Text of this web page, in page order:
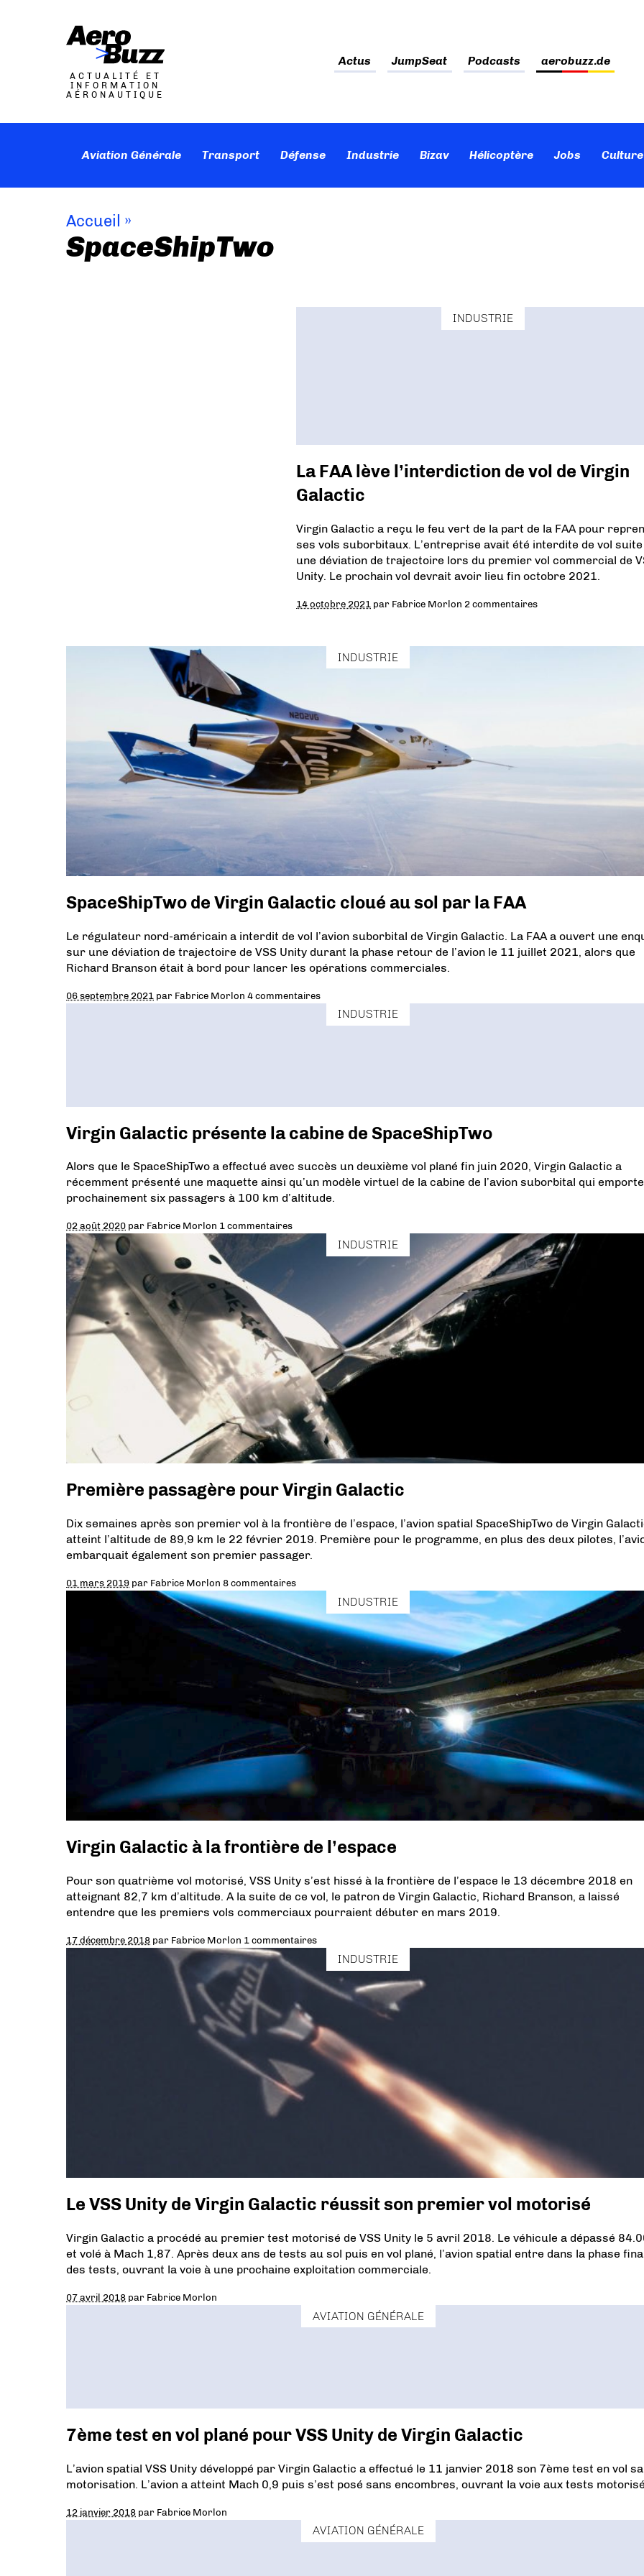
ACTUALITÉ ET
INFORMATION
AÉRONAUTIQUE
Actus JumpSeat Podcasts aerobuzz.de
Aviation Générale Transport Défense Industrie Bizav Hélicoptère Jobs
Accueil »
SpaceShipTwo
INDUSTRIE
La FAA lève l’interdiction de vol de Virgin
Galactic
Virgin Galactic a reçu le feu vert de la part de la FAA pour
ses vols suborbitaux. L’entreprise avait été interdite de vol
une déviation de trajectoire lors du premier vol commercial de
Unity. Le prochain vol devrait avoir lieu fin octobre 2021.
14 octobre 2021 par Fabrice Morlon 2 commentaires
INDUSTRIE
SpaceShipTwo de Virgin Galactic cloué au sol par la FAA
Le régulateur nord-américain a interdit de vol l’avion suborbital de Virgin Galactic. La FAA a ouvert une
sur une déviation de trajectoire de VSS Unity durant la phase retour de l’avion le 11 juillet 2021, alors que
Richard Branson était à bord pour lancer les opérations commerciales.
06 septembre 2021 par Fabrice Morlon 4 commentaires
INDUSTRIE
Virgin Galactic présente la cabine de SpaceShipTwo
Alors que le SpaceShipTwo a effectué avec succès un deuxième vol plané fin juin 2020, Virgin Galactic a
récemment présenté une maquette ainsi qu’un modèle virtuel de la cabine de l’avion suborbital qui
prochainement six passagers à 100 km d’altitude.
02 août 2020 par Fabrice Morlon 1 commentaires
INDUSTRIE
Première passagère pour Virgin Galactic
Dix semaines après son premier vol à la frontière de l’espace, l’avion spatial SpaceShipTwo de Virgin
atteint l’altitude de 89,9 km le 22 février 2019. Première pour le programme, en plus des deux pilotes,
embarquait également son premier passager.
01 mars 2019 par Fabrice Morlon 8 commentaires
INDUSTRIE
Virgin Galactic à la frontière de l’espace
Pour son quatrième vol motorisé, VSS Unity s’est hissé à la frontière de l’espace le 13 décembre 2018 en
atteignant 82,7 km d’altitude. A la suite de ce vol, le patron de Virgin Galactic, Richard Branson, a laissé
entendre que les premiers vols commerciaux pourraient débuter en mars 2019.
17 décembre 2018 par Fabrice Morlon 1 commentaires
INDUSTRIE
Le VSS Unity de Virgin Galactic réussit son premier vol motorisé
Virgin Galactic a procédé au premier test motorisé de VSS Unity le 5 avril 2018. Le véhicule a dépassé
et volé à Mach 1,87. Après deux ans de tests au sol puis en vol plané, l’avion spatial entre dans la phase
des tests, ouvrant la voie à une prochaine exploitation commerciale.
07 avril 2018 par Fabrice Morlon
AVIATION GÉNÉRALE
7ème test en vol plané pour VSS Unity de Virgin Galactic
L’avion spatial VSS Unity développé par Virgin Galactic a effectué le 11 janvier 2018 son 7ème test en vol
motorisation. L’avion a atteint Mach 0,9 puis s’est posé sans encombres, ouvrant la voie aux tests
12 janvier 2018 par Fabrice Morlon
AVIATION GÉNÉRALE